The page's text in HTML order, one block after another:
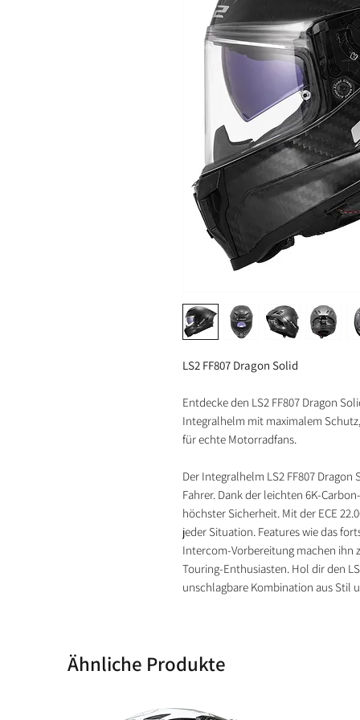
LS2 FF807 Dragon Solid
Entdecke den LS2 FF807 Dragon
Integralhelm mit maximalem
für echte Motorradfans.
Der Integralhelm LS2 FF807
Fahrer. Dank der leichten 6K-
höchster Sicherheit. Mit der ECE
jeder Situation. Features wie das
Intercom-Vorbereitung machen ihn
Touring-Enthusiasten. Hol dir den
unschlagbare Kombination aus Stil
Ähnliche Produkte